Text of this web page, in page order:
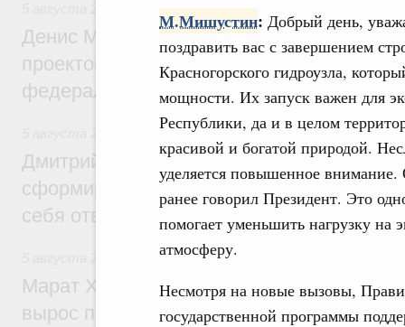
М.Мишустин: Добрый день,
поздравить вас с завершением
Красногорского гидроузла,
мощности. Их запуск важен для
Республики, да и в целом
красивой и богатой природой.
уделяется повышенное
ранее говорил Президент. Это
помогает уменьшить нагрузку на
атмосферу.
Несмотря на новые вызовы,
государственной программы
Инструменты развития территорий.
Денис Мантуров провёл совещание по
проектов института кураторства в
федеральном округе
Молодёжная политика
Дмитрий Чернышенко: Всемирный
сформировал целое сообщество людей,
себя ответственность за будущее
Национальный проект «Инфраструктура
Марат Хуснуллин: Ввод нежилых зданий
вырос почти на треть